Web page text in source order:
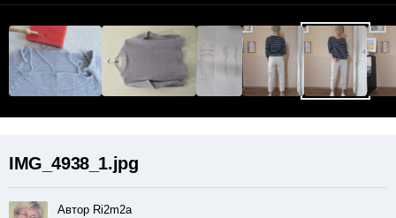
IMG_4938_1.jpg
Автор Ri2m2a